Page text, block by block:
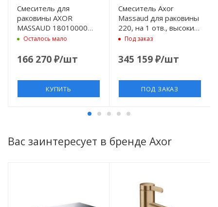
Смеситель для
раковины AXOR
MASSAUD 18010000
хром
Осталось мало
166 270₽/шт
КУПИТЬ
Смеситель Axor
Massaud для раковины
220, на 1 отв., высокий,
цвет: полированное
Под заказ
345 159₽/шт
ПОД ЗАКАЗ
Вас заинтересует в бренде Axor